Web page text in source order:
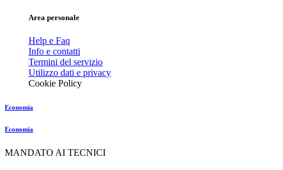
Area personale
Help e Faq
Info e contatti
Termini del servizio
Utilizzo dati e privacy
Cookie Policy
Economia
Economia
MANDATO AI TECNICI